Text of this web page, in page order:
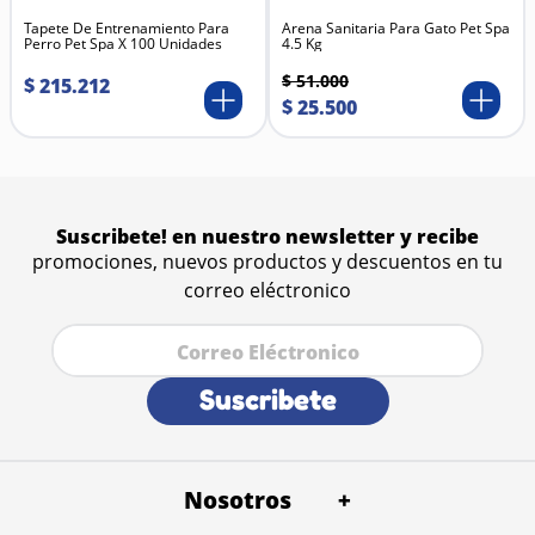
sensible del gato.
Aloe vera: hidrata profundamente y aporta suavidad
al pelaje.
Proteína de seda: mejora la textura y el brillo
natural del pelo.
Aceite de coco: nutre, acondiciona y aporta un
Tapete De Entrenamiento Para
Perro Pet Spa X 100 Unidades
$215.212
Arena Sanitaria Para Gato Pet Spa
4.5 Kg
$ 51.000
$25.500
Suscribete! en nuestro newsletter y recibe
promociones, nuevos productos y descuentos en tu
correo eléctronico
Suscribete
Nosotros
+